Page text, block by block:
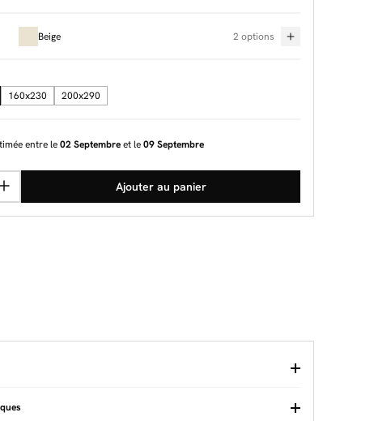
Beige 2 options
160x230 200x290
entre le02 Septembreet le09 Septembre
Ajouter au panier